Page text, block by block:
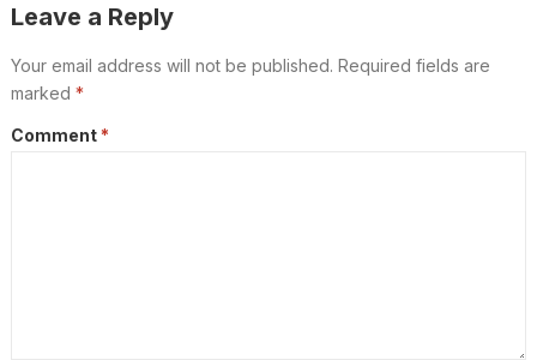
Leave a Reply
Your email address will not be published. Required fields are
marked *
Comment *